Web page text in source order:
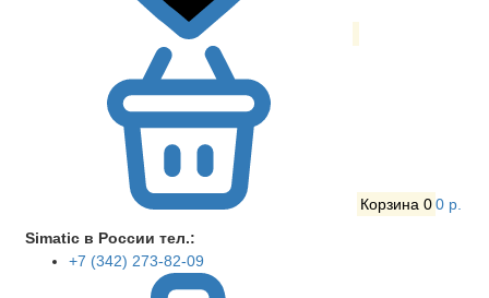
Корзина 00 р.
Simatic в России тел.:
+7 (342) 273-82-09